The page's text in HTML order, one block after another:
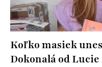
Koľko masiek
Dokonalá od Lucie